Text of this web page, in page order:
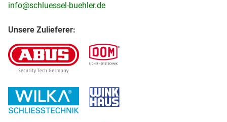
info@schluessel-buehler.de
Unsere Zulieferer: